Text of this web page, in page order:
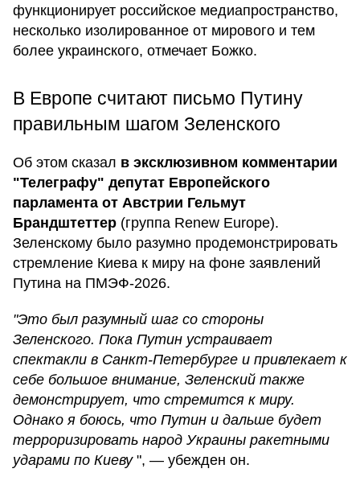
функционирует российское медиапространство,
несколько изолированное от мирового и тем
более украинского, отмечает Божко.
В Европе считают письмо Путину
правильным шагом Зеленского
Об этом сказал в эксклюзивном комментарии
"Телеграфу" депутат Европейского
парламента от Австрии Гельмут
Брандштеттер (группа Renew Europe).
Зеленскому было разумно продемонстрировать
стремление Киева к миру на фоне заявлений
Путина на ПМЭФ-2026.
"Это был разумный шаг со стороны
Зеленского. Пока Путин устраивает
спектакли в Санкт-Петербурге и привлекает к
себе большое внимание, Зеленский также
демонстрирует, что стремится к миру.
Однако я боюсь, что Путин и дальше будет
терроризировать народ Украины ракетными
ударами по Киеву", — убежден он.